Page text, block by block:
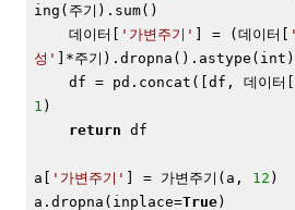
ing(주기).sum()
    데이터[
'가변주기' ] = (데이터[
성'
]*주기).dropna().astype(int)
    df = pd.concat([df, 데이터[
1 )
return df
a[ '가변주기' ] = 가변주기(a, 12 )
a.dropna(inplace=True)